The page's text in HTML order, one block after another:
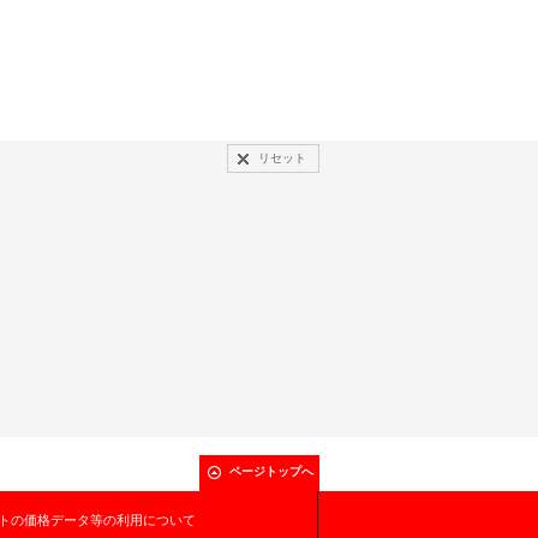
リセット
ページトップへ
の価格データ等の利用について